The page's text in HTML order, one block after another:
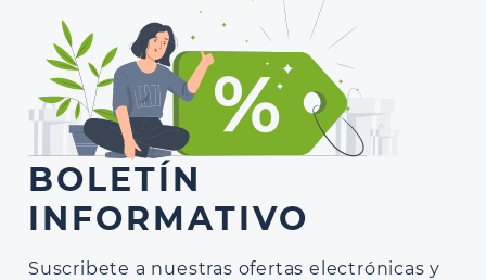
BOLETÍN
INFORMATIVO
Suscribete a nuestras ofertas electrónicas y